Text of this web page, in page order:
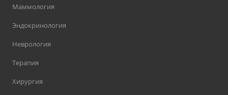
Маммология
Эндокринология
Неврология
Терапия
Хирургия